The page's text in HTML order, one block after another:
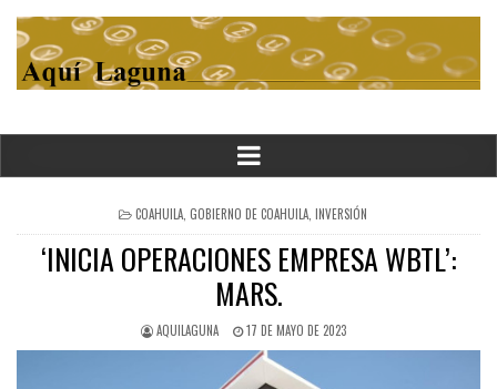
POSTED
IN
COAHUILA GOBIERNO DE COAHUILA INVERSIÓN
‘INICIA OPERACIONES EMPRESA WBTL’:
MARS.
AQUILAGUNA 17 DE MAYO DE 2023